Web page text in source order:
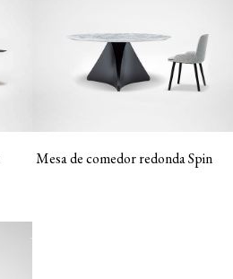
Mesa de comedor redonda Spin